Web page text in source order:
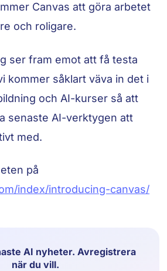
Canvas att göra arbetet
och roligare.
ser fram emot att få testa
kommer såklart väva in det i
och AI-kurser så att
senaste AI-verktygen att
med.
på
index/introducing-canvas/
AI nyheter. Avregistrera
när du vill.